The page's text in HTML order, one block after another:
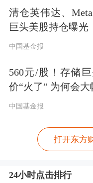
14.2%。其中
9.8%。进口1.9
4个月，进出
增长14.9%。
增长11.3%。
网传四川宜宾
清仓英伟达、
巨头美股持仓曝光
中国基金报
560元/股！存储
价“火了” 为何会大
中国基金报
打开东方
24小时点击排行